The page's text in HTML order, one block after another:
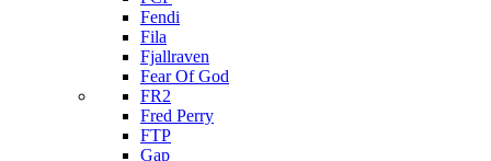
Fendi
Fila
Fjallraven
Fear Of God
FR2
Fred Perry
FTP
Gap